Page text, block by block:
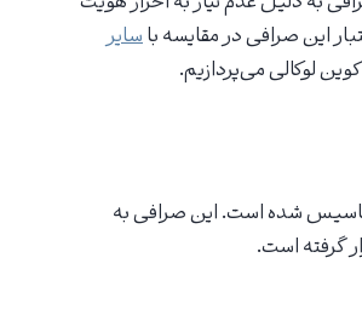
این صرافی در مقایسه باسایر
لوکالی می‌پردازیم.
ارز دیجیتال نوظهور است که در سال 2022 تاسیس شده است. این صرافی به
گرفته است.